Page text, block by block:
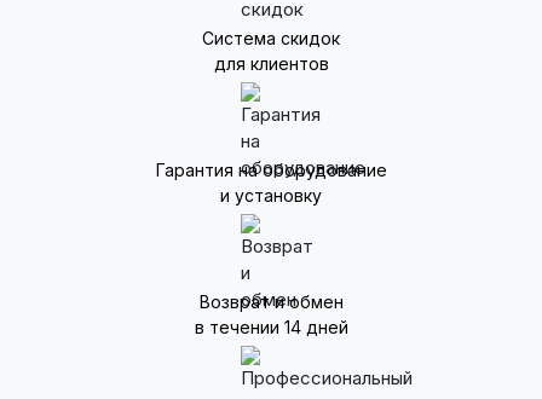
Система скидок
для клиентов
Гарантия на оборудование
и установку
Возврат и обмен
в течении 14 дней